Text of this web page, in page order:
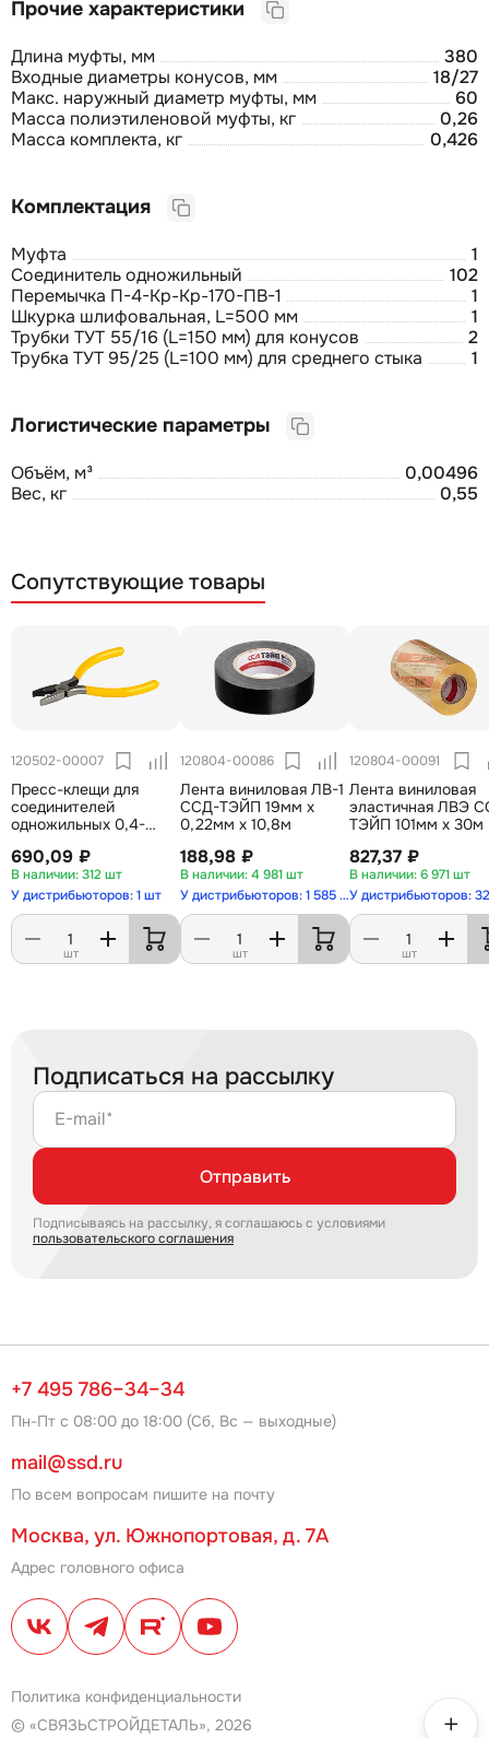
Прочие характеристики
Длина муфты, мм
380
Входные диаметры конусов, мм
18/27
Макс. наружный диаметр муфты, мм
60
Масса полиэтиленовой муфты, кг
0,26
Масса комплекта, кг
0,426
Комплектация
Муфта
1
Соединитель одножильный
102
Перемычка П-4-Кр-Кр-170-ПВ-1
1
Шкурка шлифовальная, L=500 мм
1
Трубки ТУТ 55/16 (L=150 мм) для конусов
2
Трубка ТУТ 95/25 (L=100 мм) для среднего стыка
1
Логистические параметры
Объём, м³
0,00496
Вес, кг
0,55
Сопутствующие товары
120502-00007
Пресс-клещи для
соединителей
одножильных 0,4-
690,09 ₽
312 шт
У дистрибьюторов: 1 шт
шт
120804-00086
Лента виниловая ЛВ-1
ССД-ТЭЙП 19мм х
0,22мм х 10,8м
188,98 ₽
4 981 шт
У дистрибьюторов: 1 585 шт
шт
120804-00091
Лента виниловая
эластичная ЛВЭ
ТЭЙП 101мм х 30м
827,37 ₽
6 971 шт
У дистрибьюторов:
шт
Подписаться на рассылку
E-mail*
Отправить
Подписываясь на рассылку, я соглашаюсь с условиями
пользовательского соглашения
+7 495 786–34–34
Пн-Пт с 08:00 до 18:00 (Сб, Вс — выходные)
mail@ssd.ru
По всем вопросам пишите на почту
Москва, ул. Южнопортовая, д. 7А
Адрес головного офиса
Политика конфиденциальности
© «СВЯЗЬСТРОЙДЕТАЛЬ», 2026